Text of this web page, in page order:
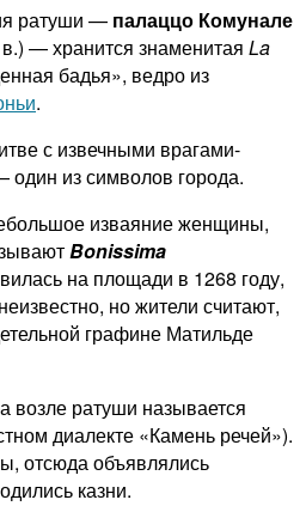
ратуши — палаццо Комунале
— хранится знаменитая La
бадья», ведро из
.
с извечными врагами-
из символов города.
изваяние женщины,
Bonissima
на площади в 1268 году,
но жители считают,
графине Матильде
возле ратуши называется
диалекте «Камень речей»).
отсюда объявлялись
казни.